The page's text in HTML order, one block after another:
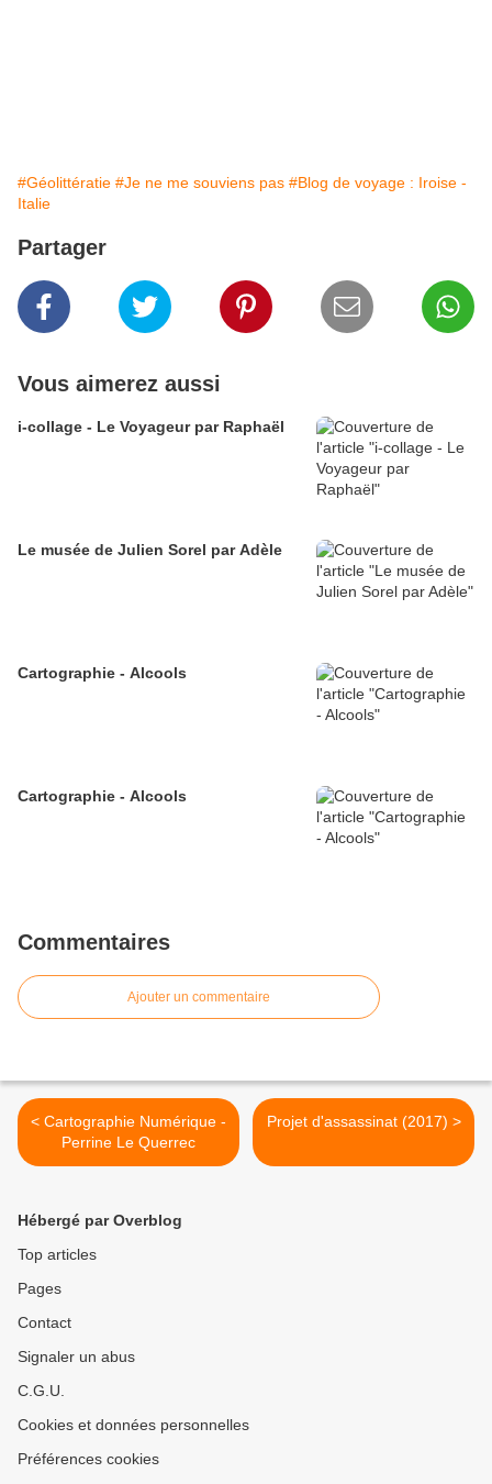
#Géolittératie #Je ne me souviens pas #Blog de voyage : Iroise -
Italie
Partager
Vous aimerez aussi
i-collage - Le Voyageur par Raphaël
Le musée de Julien Sorel par Adèle
Cartographie - Alcools
Cartographie - Alcools
Commentaires
Ajouter un commentaire
< Cartographie Numérique -
Perrine Le Querrec
Projet d'assassinat (2017) >
Hébergé par Overblog
Top articles
Pages
Contact
Signaler un abus
C.G.U.
Cookies et données personnelles
Préférences cookies